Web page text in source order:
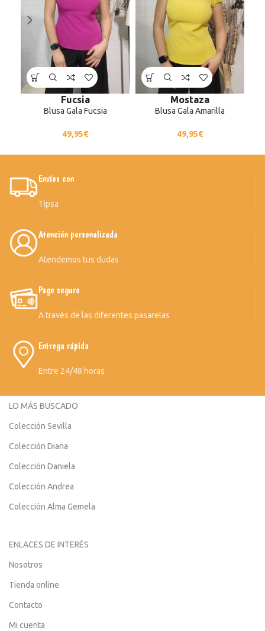
Fucsia
Blusa Gala Fucsia
49,95€
Mostaza
Blusa Gala Amarilla
49,95€
Envíos con
Tipsa
Atención personalizada
Atendemos tus dudas
Pago seguro
A través de las diferentes pasarelas
Entrega rápida
Entre 24/48 horas
LO MÁS BUSCADO
Colección Sevilla
Colección Diana
Colección Daniela
Colección Andrea
Colección Alma Gemela
ENLACES DE INTERÉS
Nosotros
Tienda online
Contacto
Mi cuenta